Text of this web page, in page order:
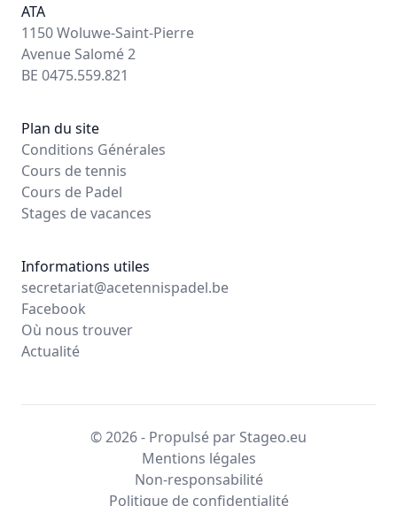
ATA
1150 Woluwe-Saint-Pierre
Avenue Salomé 2
BE 0475.559.821
Plan du site
Conditions Générales
Cours de tennis
Cours de Padel
Stages de vacances
Informations utiles
secretariat@acetennispadel.be
Facebook
Où nous trouver
Actualité
© 2026 - Propulsé par Stageo.eu
Mentions légales
Non-responsabilité
Politique de confidentialité